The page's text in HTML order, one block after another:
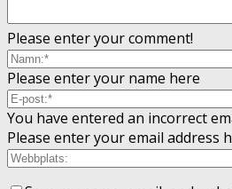
Please enter your comment!
Please enter your name here
You have entered an incorrect
Please enter your email address